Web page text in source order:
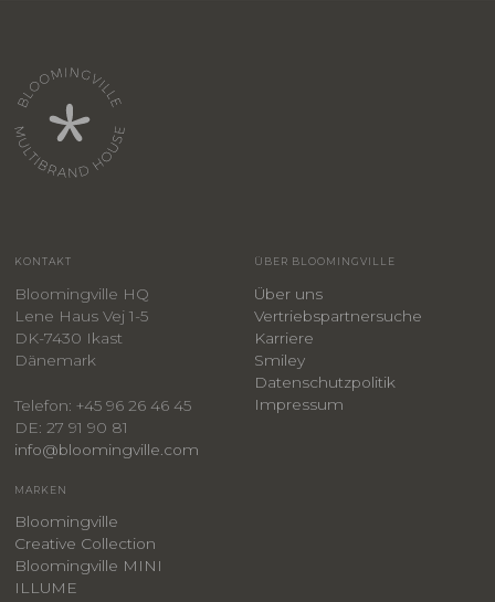
KONTAKT
Bloomingville HQ
Lene Haus Vej 1-5
DK-7430 Ikast
Dänemark
Telefon: +45 96 26 46 45
DE: 27 91 90 81
info@bloomingville.com
ÜBER BLOOMINGVILLE
Über uns
Vertriebspartnersuche
Karriere
Smiley
​Datenschutzpolitik
Impressum
MARKEN
Bloomingville
Creative Collection
Bloomingville MINI
ILLUME